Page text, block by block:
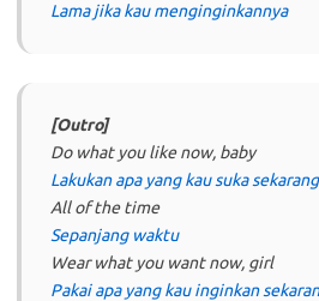
Lama jika kau menginginkannya
[Outro]
Do what you like now, baby
Lakukan apa yang kau suka
All of the time
Sepanjang waktu
Wear what you want now, girl
Pakai apa yang kau inginkan